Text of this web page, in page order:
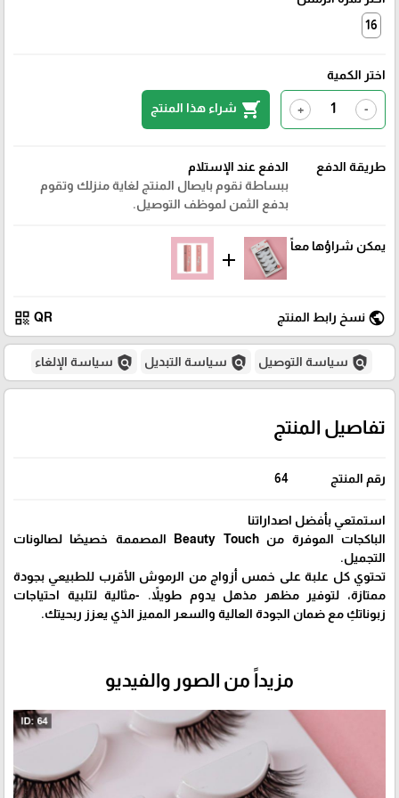
16
اختر الكمية
-
+
shopping_cart شراء هذا المنتج
طريقة الدفع
الدفع عند الإستلام
ببساطة نقوم بايصال المنتج لغاية منزلك وتقوم
بدفع الثمن لموظف التوصيل.
يمكن شراؤها معاً
add
public نسخ رابط المنتج QR
qr_code
policy سياسة التوصيل policy سياسة التبديل policy سياسة الإلغاء
تفاصيل المنتج
رقم المنتج 64
استمتعي بأفضل اصداراتنا
الباكجات الموفرة من Beauty Touch المصممة خصيصًا لصالونات
التجميل.
تحتوي كل علبة على خمس أزواج من الرموش الأقرب للطبيعي بجودة
ممتازة، لتوفير مظهر مذهل يدوم طويلاً. -مثالية لتلبية احتياجات
زبوناتكِ مع ضمان الجودة العالية والسعر المميز الذي يعزز ربحيتك.
مزيداً من الصور والفيديو